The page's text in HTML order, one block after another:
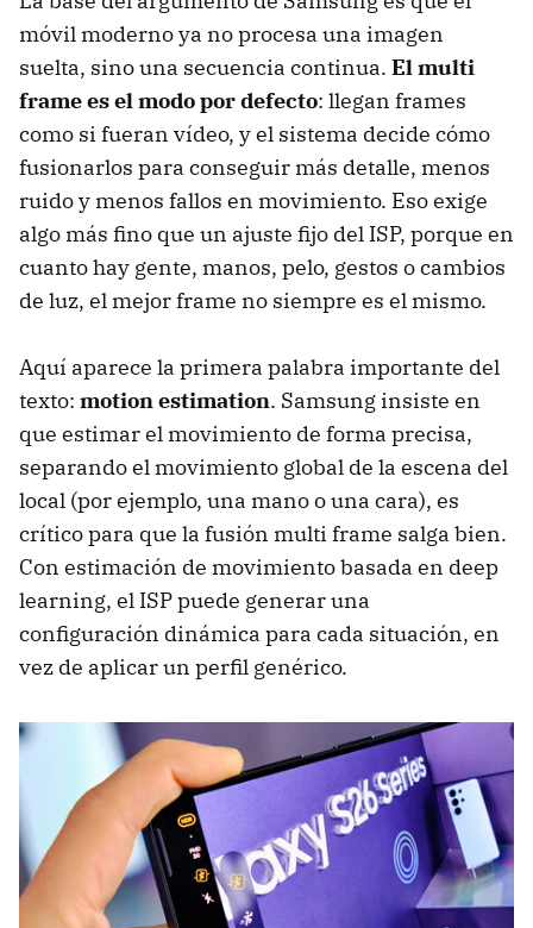
sin repetir toma
CAX y segmentación: tratar piel, pelo y detalle como
regiones distintas
móvil moderno ya no procesa una imagen
suelta, sino una secuencia continua. El multi
frame es el modo por defecto: llegan frames
como si fueran vídeo, y el sistema decide cómo
fusionarlos para conseguir más detalle, menos
ruido y menos fallos en movimiento. Eso exige
algo más fino que un ajuste fijo del ISP, porque en
cuanto hay gente, manos, pelo, gestos o cambios
de luz, el mejor frame no siempre es el mismo.
Aquí aparece la primera palabra importante del
texto: motion estimation. Samsung insiste en
que estimar el movimiento de forma precisa,
separando el movimiento global de la escena del
local (por ejemplo, una mano o una cara), es
crítico para que la fusión multi frame salga bien.
Con estimación de movimiento basada en deep
learning, el ISP puede generar una
configuración dinámica para cada situación, en
vez de aplicar un perfil genérico.